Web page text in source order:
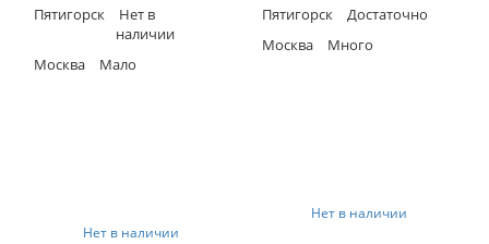
Пятигорск
Нет в
наличии
Москва
Мало
Нет в наличии
Пятигорск
Достаточно
Москва
Много
Нет в наличии